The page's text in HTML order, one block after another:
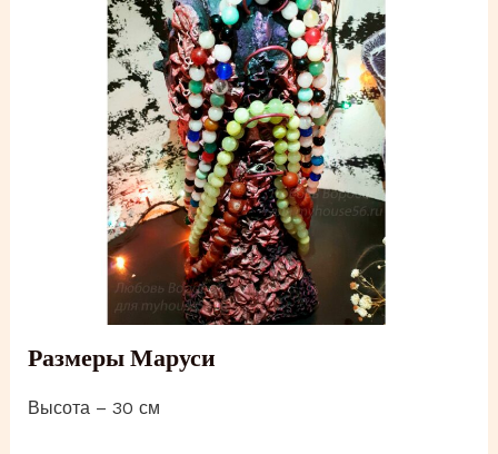
Размеры Маруси
Высота – 30 см